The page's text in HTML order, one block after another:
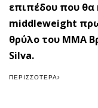
επιπέδου που θα
middleweight
θρύλο του ΜΜΑ
Silva.
ΠΕΡΙΣΣΌΤΕΡΑ